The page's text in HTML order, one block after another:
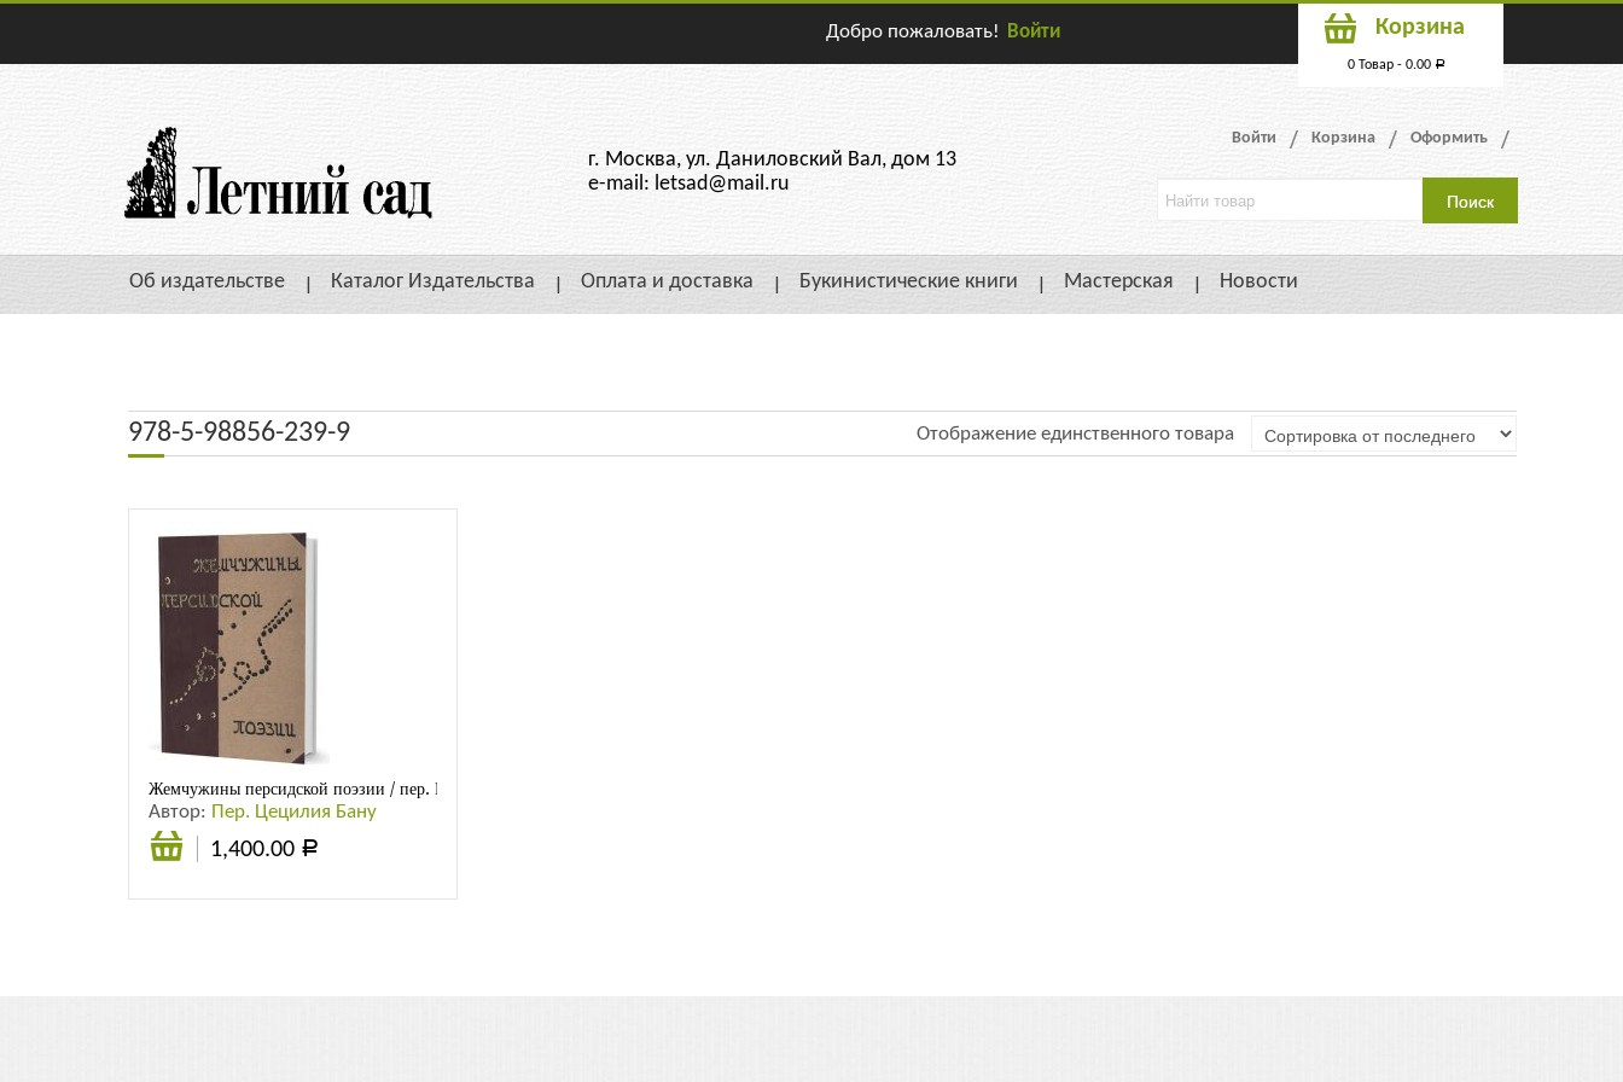
Добро пожаловать! Войти Корзина
0 Товар - 0.00 Р
г. Москва, ул. Даниловский Вал, дом 13
e-mail: letsad@mail.ru
Войти Корзина Оформить
Об издательстве Каталог Издательства Оплата и доставка Букинистические книги Мастерская Новости
978-5-98856-239-9 Отображение единственного товара
Жемчужины персидской поэзии / пер. Ц. Бану
Автор: Пер. Цецилия Бану
1,400.00 Р